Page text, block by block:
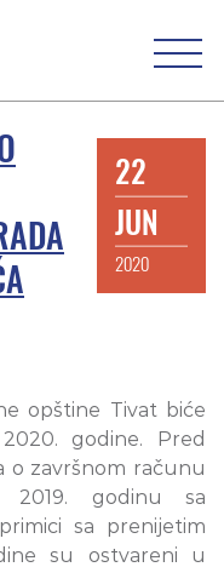
22
JUN
2020
opštine Tivat biće
godine. Pred
o završnom računu
2019. godinu sa
sa prenijetim
su ostvareni u